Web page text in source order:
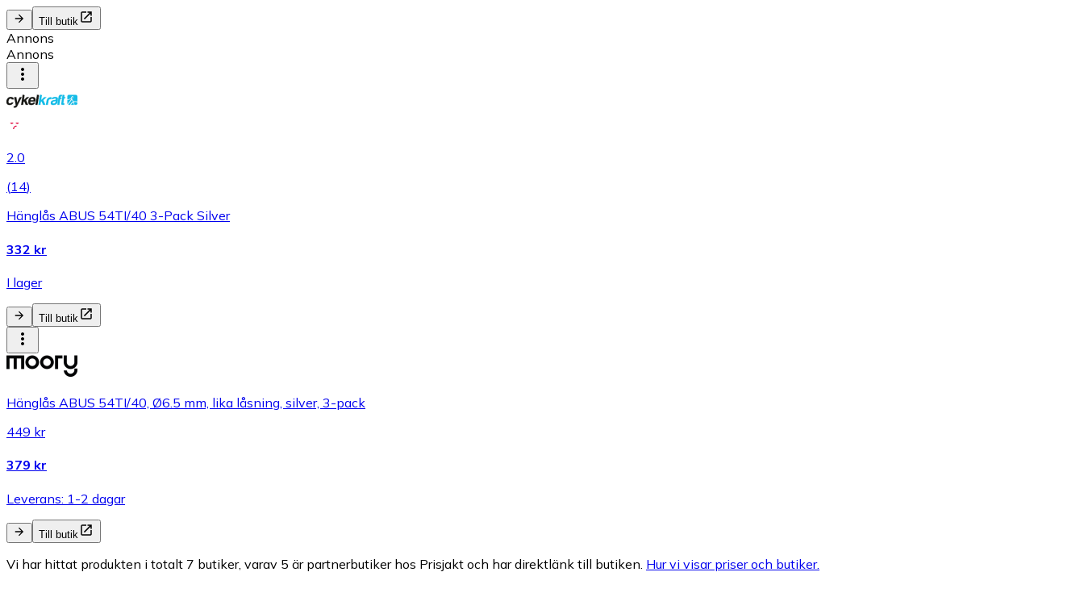
Till butik
Annons
Annons
2.0
(14)
Hänglås ABUS 54TI/40 3-Pack Silver
332 kr
I lager
Till butik
Hänglås ABUS 54TI/40, Ø6.5 mm, lika låsning, silver, 3-pack
449 kr
379 kr
Leverans: 1-2 dagar
Till butik
Vi har hittat produkten i totalt 7 butiker, varav 5 är partnerbutiker hos Prisjakt och har direktlänk till butiken. Hur vi visar priser och butiker.